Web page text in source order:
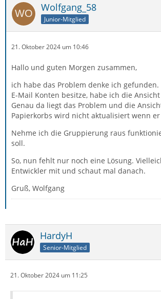
Wolfgang_58
Junior-Mitglied
21. Oktober 2024 um 10:46
Hallo und guten Morgen zusammen,
ich habe das Problem denke ich
E-Mail Konten besitze, habe ich die
Genau da liegt das Problem und die
Papierkorbs wird nicht aktualisiert wenn
Nehme ich die Gruppierung raus
soll.
So, nun fehlt nur noch eine Lösung.
Entwickler mit und schaut mal danach.
Gruß, Wolfgang
HardyH
Senior-Mitglied
21. Oktober 2024 um 11:25